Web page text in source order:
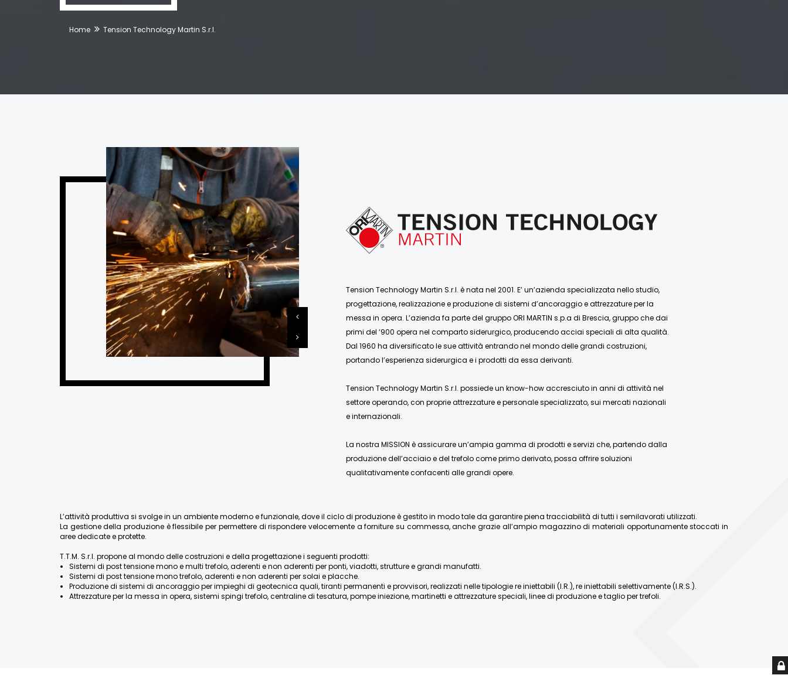
Home Tension Technology Martin S.r.l.
Tension Technology Martin S.r.l. è nata nel 2001. E’ un’azienda specializzata nello studio,
progettazione, realizzazione e produzione di sistemi d’ancoraggio e attrezzature per la
messa in opera. L’azienda fa parte del gruppo ORI MARTIN s.p.a di Brescia, gruppo che dai
primi del ‘900 opera nel comparto siderurgico, producendo acciai speciali di alta qualità.
Dal 1960 ha diversificato le sue attività entrando nel mondo delle grandi costruzioni,
portando l’esperienza siderurgica e i prodotti da essa derivanti.
Tension Technology Martin S.r.l. possiede un know-how accresciuto in anni di attività nel
settore operando, con proprie attrezzature e personale specializzato, sui mercati nazionali
e internazionali.
La nostra MISSION è assicurare un’ampia gamma di prodotti e servizi che, partendo dalla
produzione dell’acciaio e del trefolo come primo derivato, possa offrire soluzioni
qualitativamente confacenti alle grandi opere.
L’attività produttiva si svolge in un ambiente moderno e funzionale, dove il ciclo di produzione è gestito in modo tale da garantire piena tracciabilità di tutti i semilavorati utilizzati.
La gestione della produzione è flessibile per permettere di rispondere velocemente a forniture su commessa, anche grazie all’ampio magazzino di materiali opportunamente stoccati in
aree dedicate e protette.
T.T.M. S.r.l. propone al mondo delle costruzioni e della progettazione i seguenti prodotti:
Sistemi di post tensione mono e multi trefolo, aderenti e non aderenti per ponti, viadotti, strutture e grandi manufatti.
Sistemi di post tensione mono trefolo, aderenti e non aderenti per solai e placche.
Produzione di sistemi di ancoraggio per impieghi di geotecnica quali, tiranti permanenti e provvisori, realizzati nelle tipologie re iniettabili (I.R.), re iniettabili selettivamente (I.R.S.).
Attrezzature per la messa in opera, sistemi spingi trefolo, centraline di tesatura, pompe iniezione, martinetti e attrezzature speciali, linee di produzione e taglio per trefoli.